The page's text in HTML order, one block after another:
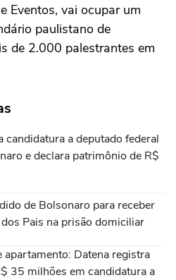
Eventos, vai ocupar um
paulistano de
de 2.000 palestrantes em
candidatura a deputado federal
e declara patrimônio de R$
de Bolsonaro para receber
Pais na prisão domiciliar
apartamento: Datena registra
35 milhões em candidatura a